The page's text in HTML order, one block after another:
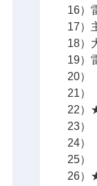
16）
17）
18）
19）
20）
21）
22）
23）
24）
25）
26）